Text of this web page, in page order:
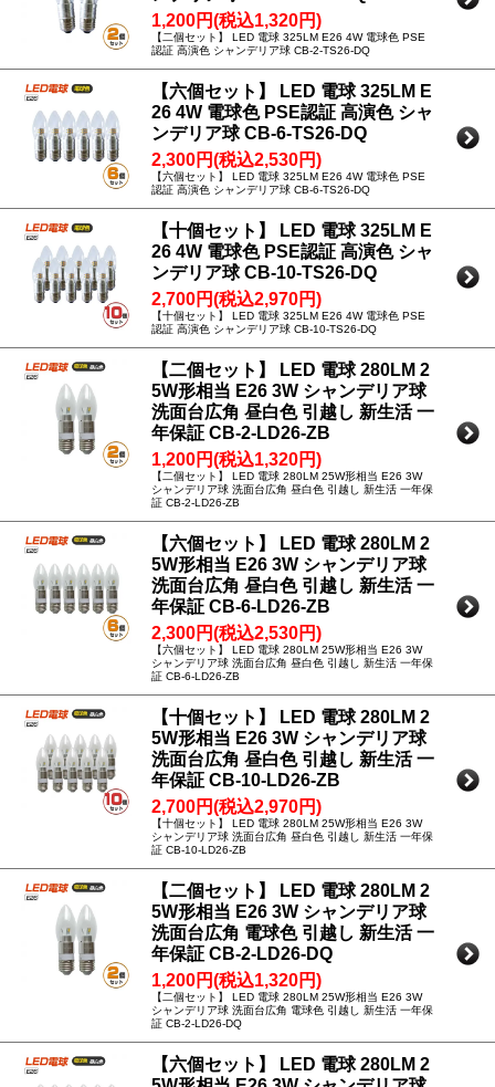
1,200円(税込1,320円)
【二個セット】 LED 電球 325LM E26 4W 電球色 PSE
認証 高演色 シャンデリア球 CB-2-TS26-DQ
【六個セット】 LED 電球 325LM E
26 4W 電球色 PSE認証 高演色 シャ
ンデリア球 CB-6-TS26-DQ
2,300円(税込2,530円)
【六個セット】 LED 電球 325LM E26 4W 電球色 PSE
認証 高演色 シャンデリア球 CB-6-TS26-DQ
【十個セット】 LED 電球 325LM E
26 4W 電球色 PSE認証 高演色 シャ
ンデリア球 CB-10-TS26-DQ
2,700円(税込2,970円)
【十個セット】 LED 電球 325LM E26 4W 電球色 PSE
認証 高演色 シャンデリア球 CB-10-TS26-DQ
【二個セット】 LED 電球 280LM 2
5W形相当 E26 3W シャンデリア球
洗面台広角 昼白色 引越し 新生活 一
年保証 CB-2-LD26-ZB
1,200円(税込1,320円)
【二個セット】 LED 電球 280LM 25W形相当 E26 3W
シャンデリア球 洗面台広角 昼白色 引越し 新生活 一年保
証 CB-2-LD26-ZB
【六個セット】 LED 電球 280LM 2
5W形相当 E26 3W シャンデリア球
洗面台広角 昼白色 引越し 新生活 一
年保証 CB-6-LD26-ZB
2,300円(税込2,530円)
【六個セット】 LED 電球 280LM 25W形相当 E26 3W
シャンデリア球 洗面台広角 昼白色 引越し 新生活 一年保
証 CB-6-LD26-ZB
【十個セット】 LED 電球 280LM 2
5W形相当 E26 3W シャンデリア球
洗面台広角 昼白色 引越し 新生活 一
年保証 CB-10-LD26-ZB
2,700円(税込2,970円)
【十個セット】 LED 電球 280LM 25W形相当 E26 3W
シャンデリア球 洗面台広角 昼白色 引越し 新生活 一年保
証 CB-10-LD26-ZB
【二個セット】 LED 電球 280LM 2
5W形相当 E26 3W シャンデリア球
洗面台広角 電球色 引越し 新生活 一
年保証 CB-2-LD26-DQ
1,200円(税込1,320円)
【二個セット】 LED 電球 280LM 25W形相当 E26 3W
シャンデリア球 洗面台広角 電球色 引越し 新生活 一年保
証 CB-2-LD26-DQ
【六個セット】 LED 電球 280LM 2